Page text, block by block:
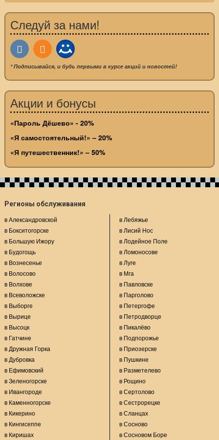
Следуй за нами!
* Подписывайся, и будь первыми в курсе акций и новостей!
Акции и бонусы
«Пароль Дёшево» - 20%
«Я самостоятельный!» – 20%
«Я путешественник!» – 50%
Регионы обслуживания
в Александровской
в Бокситогорске
в Большую Ижору
в Будогощь
в Вознесенье
в Волосово
в Волхове
в Всеволожске
в Выборге
в Вырице
в Высоцк
в Гатчине
в Дружная Горка
в Дубровка
в Ефимовский
в Зеленогорске
в Ивангороде
в Каменногорске
в Кикерино
в Кингисеппе
в Киришах
в Лебяжье
в Лисий Нос
в Лодейное Поле
в Ломоносове
в Луге
в Мга
в Павловске
в Парголово
в Петергофе
в Петродворце
в Пикалёво
в Подпорожье
в Приозерске
в Пушкине
в Разметелево
в Рощино
в Сертолово
в Сестрорецке
в Сланцах
в Сосново
в Сосновом Боре